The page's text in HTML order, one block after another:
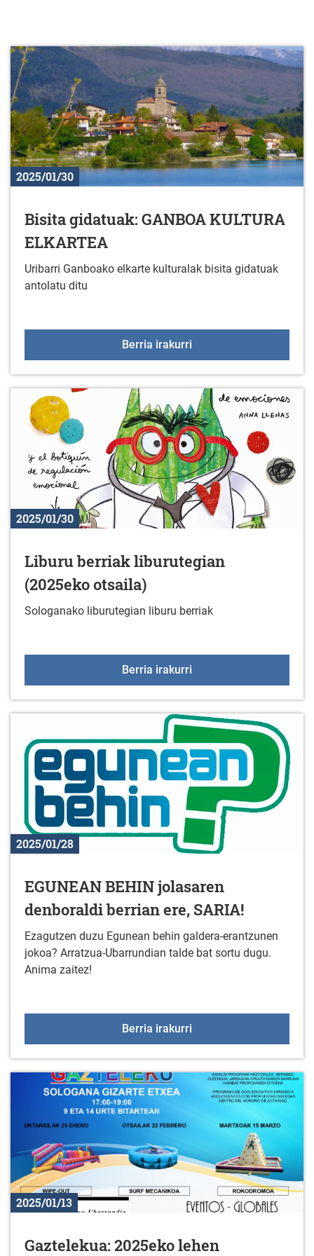
2025/01/30
Bisita gidatuak: GANBOA KULTURA
ELKARTEA
Uribarri Ganboako elkarte kulturalak bisita gidatuak
antolatu ditu
Berria irakurri
2025/01/30
Liburu berriak liburutegian
(2025eko otsaila)
Sologanako liburutegian liburu berriak
Berria irakurri
2025/01/28
EGUNEAN BEHIN jolasaren
denboraldi berrian ere, SARIA!
Ezagutzen duzu Egunean behin galdera-erantzunen
jokoa? Arratzua-Ubarrundian talde bat sortu dugu.
Anima zaitez!
Berria irakurri
2025/01/13
Gaztelekua: 2025eko lehen